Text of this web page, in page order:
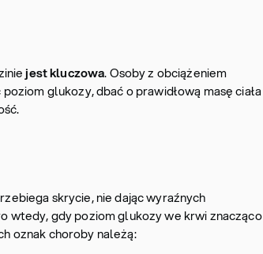
jest kluczowa. Osoby z obciążeniem
glukozy, dbać o prawidłową masę ciała
skrycie, nie dając wyraźnych
wtedy, gdy poziom glukozy we krwi znacząco
oznak choroby należą: